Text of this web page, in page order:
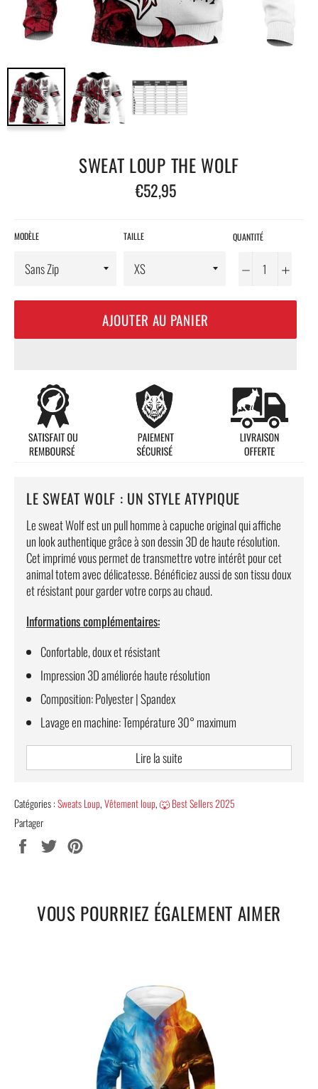
SWEAT LOUP THE WOLF
Prix
régulier
€52,95
MODÈLE TAILLE QUANTITÉ
− +
AJOUTER AU PANIER
LE SWEAT WOLF : UN STYLE ATYPIQUE
Le sweat Wolf est un pull homme à capuche original qui affiche
un look authentique grâce à son dessin 3D de haute résolution.
Cet imprimé vous permet de transmettre votre intérêt pour cet
animal totem avec délicatesse. Bénéficiez aussi de son tissu doux
et résistant pour garder votre corps au chaud.
Informations complémentaires:
Confortable, doux et résistant
Impression 3D améliorée haute résolution
Composition: Polyester | Spandex
Lavage en machine: Température 30° maximum
🐺 Remarque:Veuillez vous référer auGuide de Tailleavant de
e sweat taillant assez petit,
LIVRAISON OFFERTE
Lire la suite
Catégories :Sweats Loup,Vêtement loup,🐺 Best Sellers 2025
Partager
Partager Tweeter
VOUS POURRIEZ ÉGALEMENT AIMER